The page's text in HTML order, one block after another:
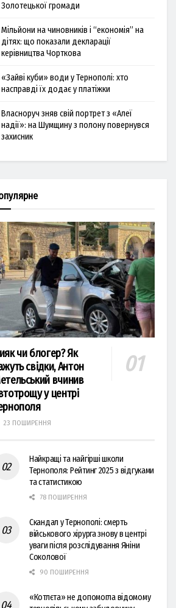
Золотецької громади
Мільйони на чиновників і “економія” на
дітях: що показали декларації
керівництва Чорткова
«Зайві куби» води у Тернополі: хто
насправді їх додає у платіжки
Власноруч зняв свій портрет з «Алеї
надії»: на Шумщину з полону повернувся
захисник
чи блогер? Як
свідки, Антон
вчинив
у центрі
23 ПОШИРЕННЯ
Найкращі та найгірші школи
Тернополя: Рейтинг 2025 з відгуками
та статистикою
78 ПОШИРЕННЯ
Скандал у Тернополі: смерть
військового хірурга знову в центрі
уваги після розслідування Яніни
Соколової
90 ПОШИРЕННЯ
«Котлєта» не допомогла відомому